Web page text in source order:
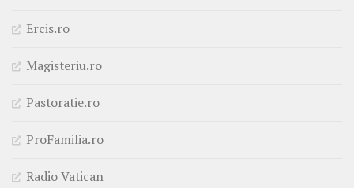
Ercis.ro
Magisteriu.ro
Pastoratie.ro
ProFamilia.ro
Radio Vatican